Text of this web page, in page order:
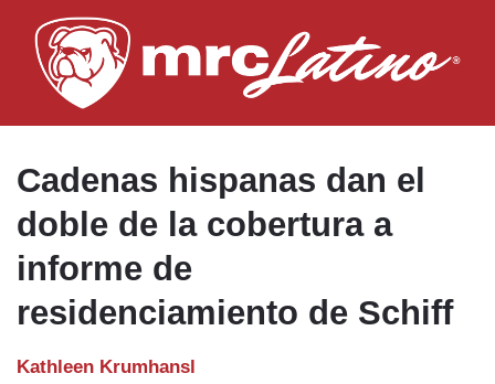
to
main
Cadenas hispanas dan el
doble de la cobertura a
informe de
residenciamiento de Schiff
Kathleen Krumhansl